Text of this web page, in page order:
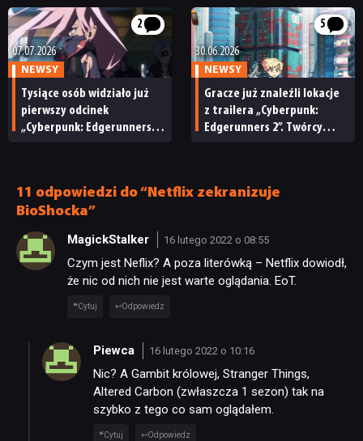
PUBLICYSTYKA
KULTURA
DYSKUSJE
JUŻ GRALIŚMY
SKLEP
2
07.07.2026
NEWSY
Tysiące osób widziało już
pierwszy odcinek
„Cyberpunk: Edgerunners
5
30.06.2026
NEWSY
Gracze już znaleźli lokacje
z trailera „Cyberpunk:
Edgerunners 2”. Twórcy
11 odpowiedzi do “Netflix zekranizuje
BioShocka”
MagickStalker 16 lutego 2022 o 08:55
Czym jest Neflix? A poza literówką – Netflix dowiodł,
że nic od nich nie jest warte oglądania. EoT.
Cytuj Odpowiedz
Piewca 16 lutego 2022 o 10:16
Nic? A Gambit królowej, Stranger Things,
Altered Carbon (zwłaszcza 1 sezon) tak na
szybko z tego co sam oglądałem.
Cytuj Odpowiedz